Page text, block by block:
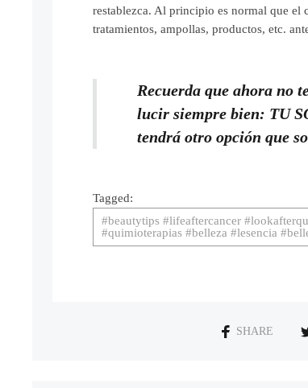
restablezca. Al principio es normal que el
tratamientos, ampollas, productos, etc.
Recuerda que ahora no
lucir siempre bien: TU
tendrá otro opción que
Tagged:
#beautytips #lifeaftercancer
#quimioterapias #belleza #lesencia
SHARE